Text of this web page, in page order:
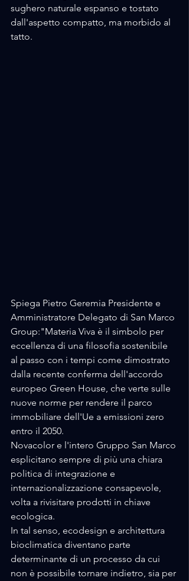
sughero naturale espanso e tostato
dall'aspetto compatto, ma morbido al
tatto.
Spiega Pietro Geremia Presidente e
Amministratore Delegato di San Marco
Group:"Materia Viva è il simbolo per
eccellenza di una filosofia sostenibile
al passo con i tempi come dimostrato
dalla recente conferma dell'accordo
europeo Green House, che verte sulle
nuove norme per rendere il parco
immobiliare dell'Ue a emissioni zero
entro il 2050.
Novacolor e l'intero Gruppo San Marco
esplicitano sempre di più una chiara
politica di integrazione e
internazionalizzazione consapevole,
volta a rivisitare prodotti in chiave
ecologica.
In tal senso, ecodesign e architettura
bioclimatica diventano parte
determinante di un processo da cui
non è possibile tornare indietro, sia per